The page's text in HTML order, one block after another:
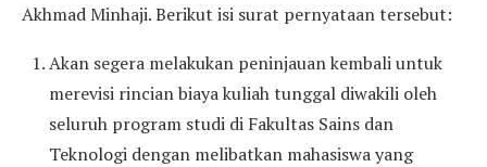
Akhmad Minhaji. Berikut isi surat pernyataan tersebut:
Akan segera melakukan peninjauan kembali untuk
merevisi rincian biaya kuliah tunggal diwakili oleh
seluruh program studi di Fakultas Sains dan
Teknologi dengan melibatkan mahasiswa yang